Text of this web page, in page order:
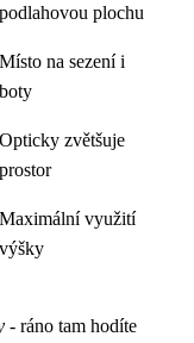
podlahovou plochu
Místo na sezení i
boty
Opticky zvětšuje
prostor
Maximální využití
výšky
- ráno tam hodíte